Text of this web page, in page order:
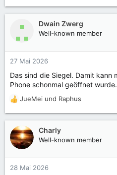
Dwain Zwerg
Well-known member
27 Mai 2026
Das sind die Siegel. Damit kann
Phone schonmal geöffnet wurde.
R
a
k
t
n
JueMei und Raphus
Charly
Well-known member
28 Mai 2026